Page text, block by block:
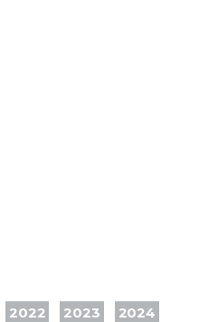
2022 2023
2024